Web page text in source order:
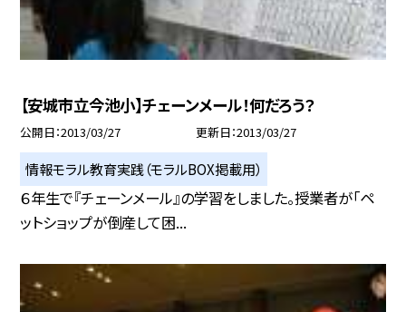
【安城市立今池小】チェーンメール！何だろう？
公開日 2013/03/27 更新日 2013/03/27
情報モラル教育実践（モラルBOX掲載用）
６年生で『チェーンメール』の学習をしました。授業者が「ペ
ットショップが倒産して困...